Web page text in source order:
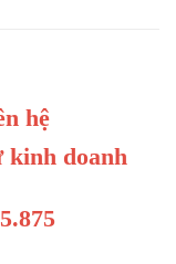
hệ
kinh doanh